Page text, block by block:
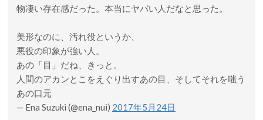
物凄い存在感だった。本当にヤバい人だなと思った。
美形なのに、汚れ役というか、
悪役の印象が強い人。
あの「目」だね、きっと。
人間のアカンとこをえぐり出すあの目、そしてそれを嗤う
あの口元
— Ena Suzuki (@ena_nui) 2017年5月24日